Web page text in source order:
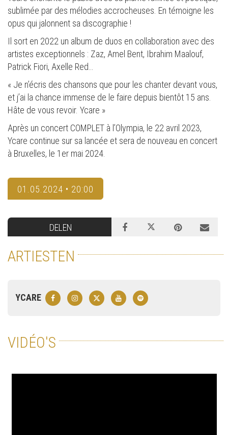
sublimée par des mélodies accrocheuses. En témoigne les
opus qui jalonnent sa discographie !
Il sort en 2022 un album de duos en collaboration avec des
artistes exceptionnels : Zaz, Amel Bent, Ibrahim Maalouf,
Patrick Fiori, Axelle Red…
« Je n’écris des chansons que pour les chanter devant vous,
et j’ai la chance immense de le faire depuis bientôt 15 ans.
Hâte de vous revoir. Ycare »
Après un concert COMPLET à l’Olympia, le 22 avril 2023,
Ycare continue sur sa lancée et sera de nouveau en concert
à Bruxelles, le 1er mai 2024.
01.05.2024 • 20:00
DELEN
ARTIESTEN
YCARE
VIDÉO'S